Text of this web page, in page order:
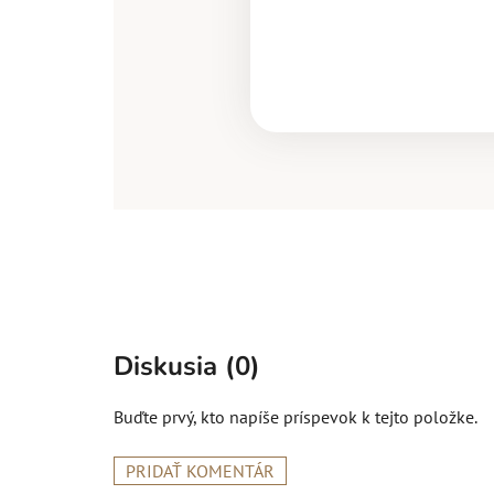
Diskusia (0)
Buďte prvý, kto napíše príspevok k tejto položke.
PRIDAŤ KOMENTÁR